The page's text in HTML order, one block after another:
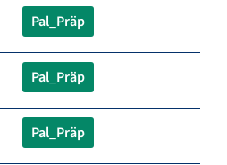
Pal_Präp
Pal_Präp
Pal_Präp